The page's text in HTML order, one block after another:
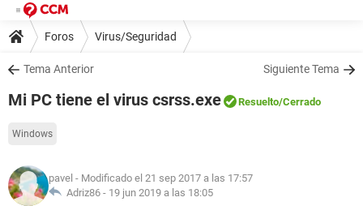
Foros Virus/Seguridad
Tema Anterior Siguiente Tema
Mi PC tiene el virus csrss.exe Resuelto/Cerrado
Windows
pavel - Modificado el 21 sep 2017 a las 17:57
Adriz86 - 19 jun 2019 a las 18:05